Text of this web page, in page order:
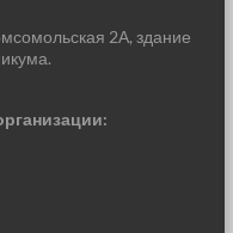
2А, здание